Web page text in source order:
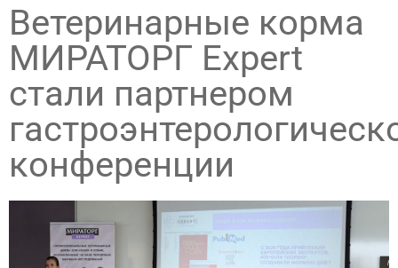
Ветеринарные корма
МИРАТОРГ Expert
стали партнером
конференции